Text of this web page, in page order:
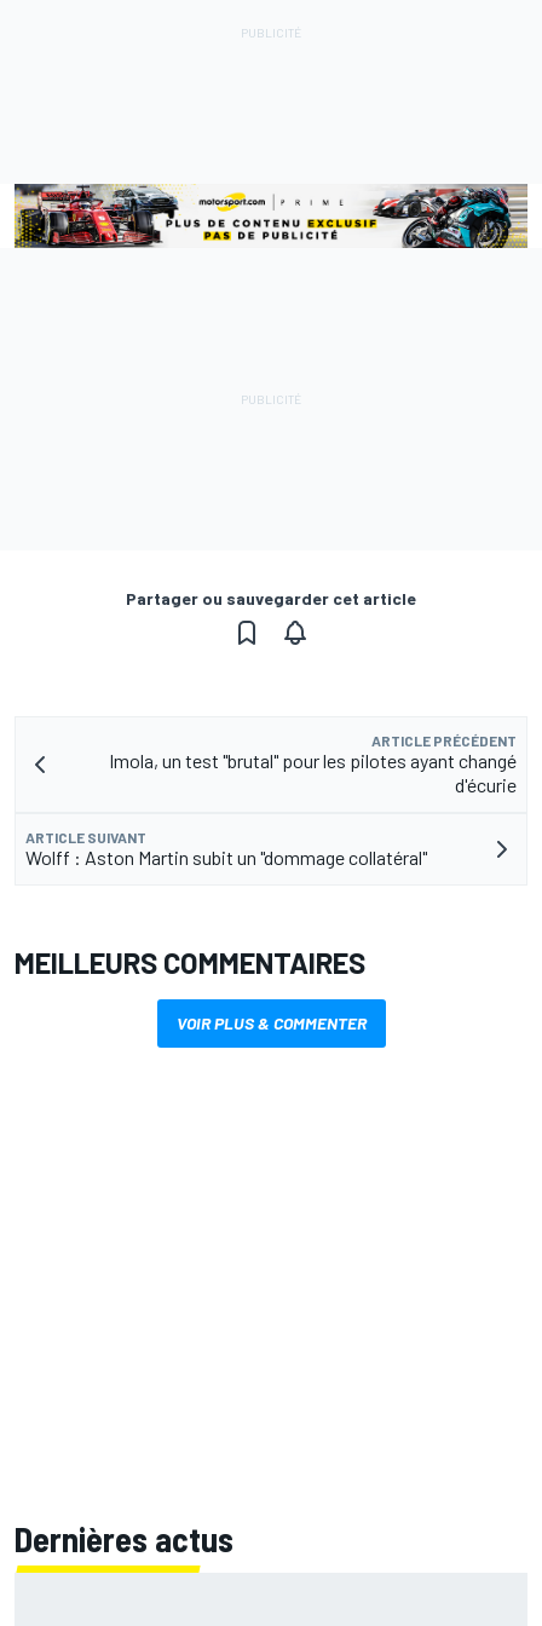
Partager ou sauvegarder cet article
ARTICLE PRÉCÉDENT
Imola, un test "brutal" pour les pilotes ayant changé
d'écurie
ARTICLE SUIVANT
Wolff : Aston Martin subit un "dommage collatéral"
MEILLEURS COMMENTAIRES
VOIR PLUS & COMMENTER
Dernières actus